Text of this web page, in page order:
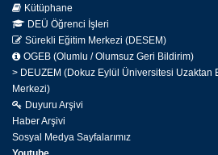
Kütüphane
DEÜ Öğrenci İşleri
Sürekli Eğitim Merkezi (DESEM)
OGEB (Olumlu / Olumsuz Geri Bildirim)
> DEUZEM (Dokuz Eylül Üniversitesi Uzaktan
Merkezi)
Duyuru Arşivi
Haber Arşivi
Sosyal Medya Sayfalarımız